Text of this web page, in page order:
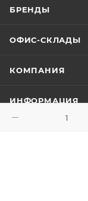
БРЕНДЫ
ОФИС-СКЛАДЫ
КОМПАНИЯ
ИНФОРМАЦИЯ